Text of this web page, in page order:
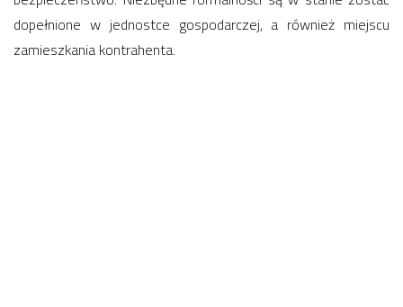
dopełnione w jednostce gospodarczej, a również miejscu
zamieszkania kontrahenta.